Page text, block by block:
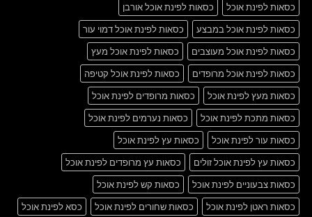
כסאות לפינת אוכל
כסאות לפינת אוכל אורבן
כסאות לפינת אוכל במבצע
כסאות לפינת אוכל דמוי עור
כסאות לפינת אוכל מעוצבים
כסאות לפינת אוכל מעץ
כסאות לפינת אוכל מרופדים
כסאות לפינת אוכל קטיפה
כסאות מעץ לפינת אוכל
כסאות מרופדים לפינת אוכל
כסאות מתכת לפינת אוכל
כסאות נערמים לפינת אוכל
כסאות עור לפינת אוכל
כסאות עץ לפינת אוכל
כסאות עץ לפינת אוכל זולים
כסאות עץ מרופדים לפינת אוכל
כסאות צבעוניים לפינת אוכל
כסאות קש לפינת אוכל
כסאות ראטן לפינת אוכל
כסאות שחורים לפינת אוכל
כסא לפינת אוכל